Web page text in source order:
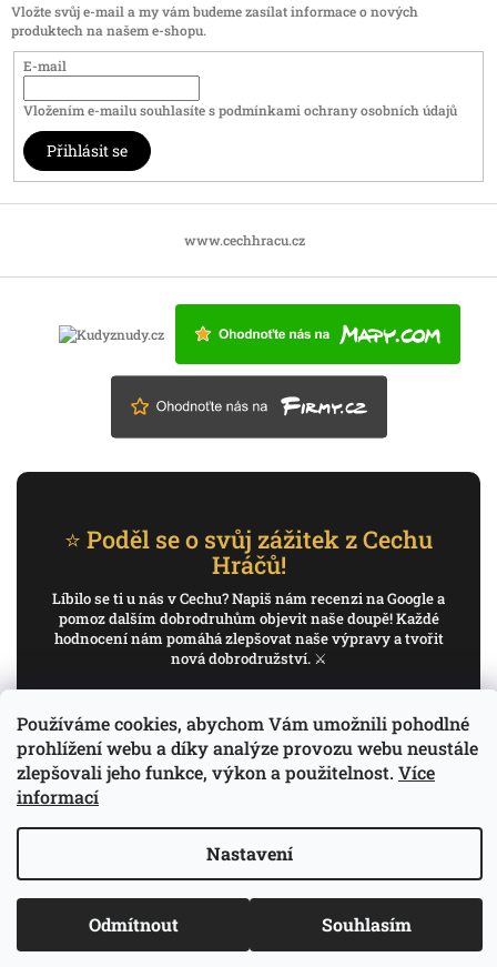
Používáme cookies, abychom Vám umožnili pohodlné
prohlížení webu a díky analýze provozu webu neustále
zlepšovali jeho funkce, výkon a použitelnost. Více
informací
Nastavení
Odmítnout Souhlasím
Vložte svůj e-mail a my vám budeme zasílat informace o nových
produktech na našem e-shopu.
E-mail
Vložením e-mailu souhlasíte spodmínkami ochrany osobních údajů
Přihlásit se
www.cechhracu.cz
⭐ Poděl se o svůj zážitek z Cechu
Hráčů!
Líbilo se ti u nás v Cechu? Napiš nám recenzi na Google a
pomoz dalším dobrodruhům objevit naše doupě! Každé
hodnocení nám pomáhá zlepšovat naše výpravy a tvořit
nová dobrodružství. ⚔️
✍️ Napiš recenzi na Google
Děkujeme, že pomáháš psát příběh Cechu Hráčů.
Vytvořil ShoptetCopyright 2026Cech Hráčů. Všechna práva